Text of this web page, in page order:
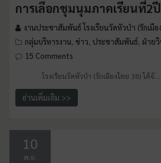
การเลือกชุมนุมภาคเรียนที่2
งานประชาสัมพันธ์ โรงเรียนวัดหัวป่า (รักเมือ
กลุ่มบริหารงาน, ข่าว, ประชาสัมพันธ์, ฝ่าย
15 Comments
โรงเรียนวัดหัวป่า (รักเมืองไทย 38) ได้จั…
อ่านเพิ่มเติม >>
10
พ.ย.